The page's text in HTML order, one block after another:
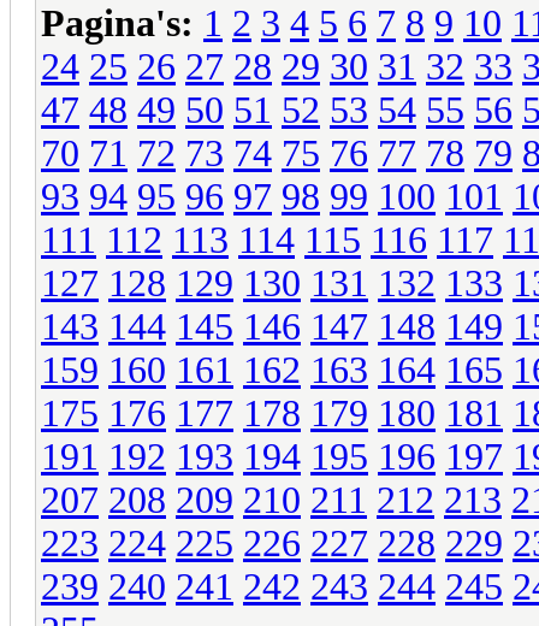
Pagina's: 1 2 3 4 5 6 7 8 9 10
24 25 26 27 28 29 30 31 32 33
47 48 49 50 51 52 53 54 55 56
70 71 72 73 74 75 76 77 78 79
93 94 95 96 97 98 99 100 101
111 112 113 114 115 116 117
127 128 129 130 131 132 133
143 144 145 146 147 148 149
159 160 161 162 163 164 165
175 176 177 178 179 180 181
191 192 193 194 195 196 197
207 208 209 210 211 212 213
223 224 225 226 227 228 229
239 240 241 242 243 244 245